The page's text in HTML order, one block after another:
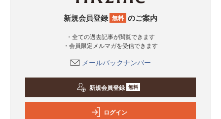
新規会員登録 無料 のご案内
・全ての過去記事が閲覧できます
・会員限定メルマガを受信できます
メールバックナンバー
新規会員登録 無料
ログイン